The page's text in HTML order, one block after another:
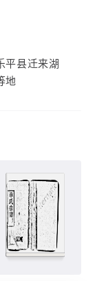
平县迁来湖
地